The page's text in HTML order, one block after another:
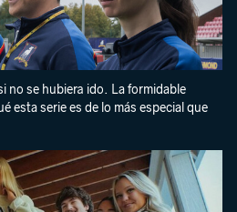
no se hubiera ido. La formidable
esta serie es de lo más especial que